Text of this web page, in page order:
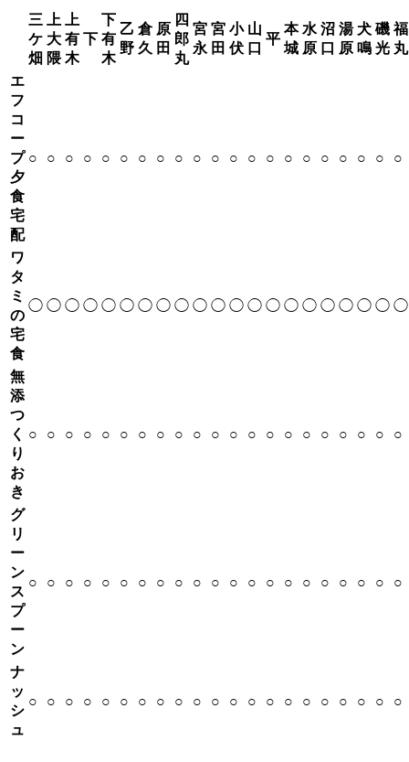
三
ケ
畑
上
大
隈
上
有
木
下
下
有
木
乙
野
倉
久
原
田
四
郎
丸
宮
永
宮
田
小
伏
山
口
平
本
城
水
原
沼
口
湯
原
犬
鳴
磯
光
福
丸
エ
フ
コ
ー
プ
夕
食
宅
配
○ ○ ○ ○ ○ ○ ○ ○ ○ ○ ○ ○ ○ ○ ○ ○ ○ ○ ○ ○ ○
ワ
タ
ミ
の
宅
食
◯ ◯ ◯ ◯ ◯ ◯ ◯ ◯ ◯ ◯ ◯ ◯ ◯ ◯ ◯ ◯ ◯ ◯ ◯ ◯ ◯
無
添
つ
く
り
お
き
○ ○ ○ ○ ○ ○ ○ ○ ○ ○ ○ ○ ○ ○ ○ ○ ○ ○ ○ ○ ○
グ
リ
ー
ン
ス
プ
ー
ン
○ ○ ○ ○ ○ ○ ○ ○ ○ ○ ○ ○ ○ ○ ○ ○ ○ ○ ○ ○ ○
ナ
ッ
シ
ュ
○ ○ ○ ○ ○ ○ ○ ○ ○ ○ ○ ○ ○ ○ ○ ○ ○ ○ ○ ○ ○